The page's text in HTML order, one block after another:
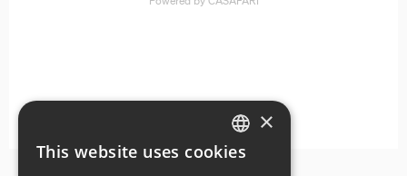
ENGLISH
×
This website uses cookies